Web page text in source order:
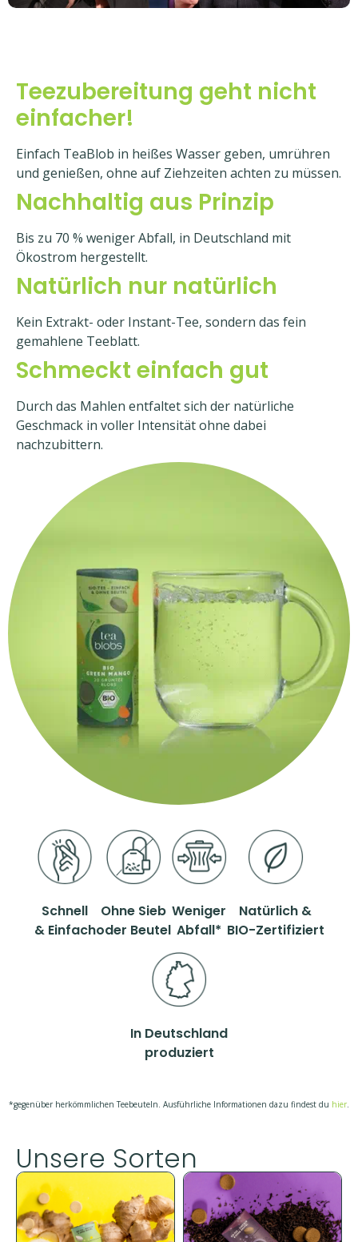
Teezubereitung geht nicht
einfacher!
Einfach TeaBlob in heißes Wasser geben, umrühren
und genießen, ohne auf Ziehzeiten achten zu müssen.
Nachhaltig aus Prinzip
Bis zu 70 % weniger Abfall, in Deutschland mit
Ökostrom hergestellt.
Natürlich nur natürlich
Kein Extrakt- oder Instant-Tee, sondern das fein
gemahlene Teeblatt.
Schmeckt einfach gut
Durch das Mahlen entfaltet sich der natürliche
Geschmack in voller Intensität ohne dabei
nachzubittern.
Schnell
& Einfach
Ohne Sieb
oder Beutel
Weniger
Abfall*
Natürlich &
BIO-Zertifiziert
In Deutschland
produziert
*gegenüber herkömmlichen Teebeuteln. Ausführliche Informationen dazu findest du hier
Unsere Sorten